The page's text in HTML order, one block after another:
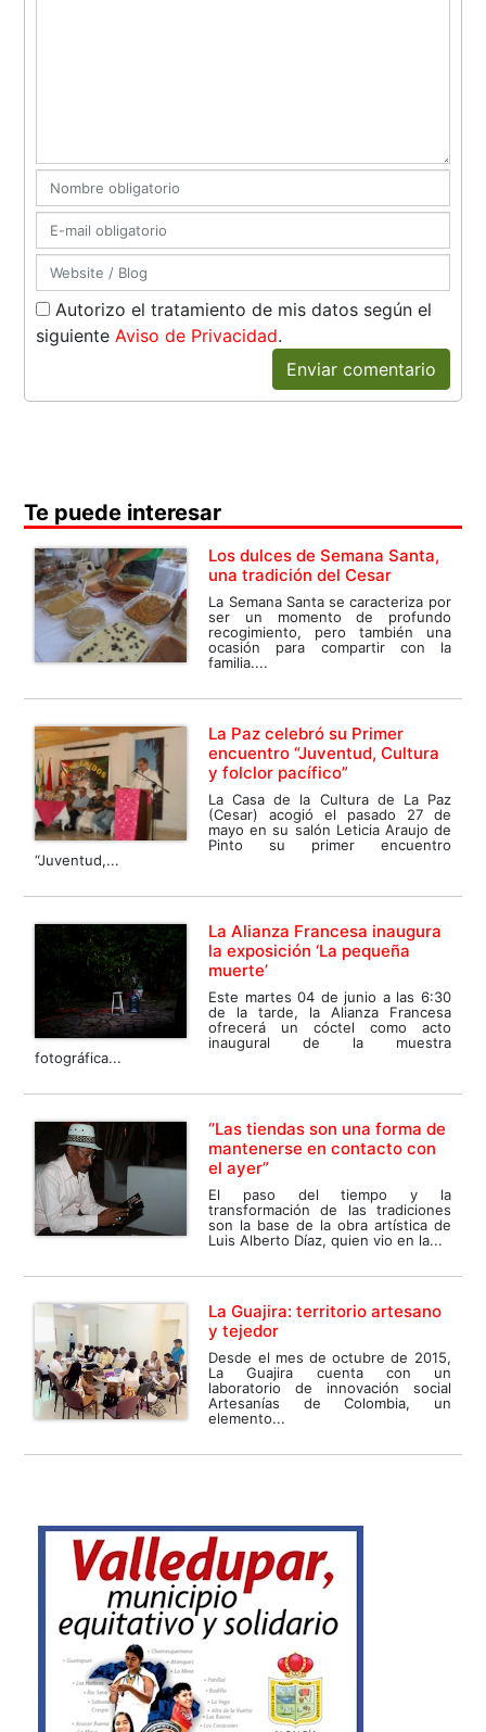
Autorizo el tratamiento de mis datos según el
siguienteAviso de Privacidad.
Enviar comentario
Te puede interesar
Los dulces de Semana Santa,
una tradición del Cesar
La Semana Santa se caracteriza por
ser un momento de profundo
recogimiento, pero también una
ocasión para compartir con la
familia....
La Paz celebró su Primer
encuentro “Juventud, Cultura
y folclor pacífico”
La Casa de la Cultura de La Paz
(Cesar) acogió el pasado 27 de
mayo en su salón Leticia Araujo de
Pinto su primer encuentro
“Juventud,...
La Alianza Francesa inaugura
la exposición ‘La pequeña
muerte’
Este martes 04 de junio a las 6:30
de la tarde, la Alianza Francesa
ofrecerá un cóctel como acto
inaugural de la muestra
fotográfica...
“Las tiendas son una forma de
mantenerse en contacto con
el ayer”
El paso del tiempo y la
transformación de las tradiciones
son la base de la obra artística de
Luis Alberto Díaz, quien vio en la...
La Guajira: territorio artesano
y tejedor
Desde el mes de octubre de 2015,
La Guajira cuenta con un
laboratorio de innovación social
Artesanías de Colombia, un
elemento...